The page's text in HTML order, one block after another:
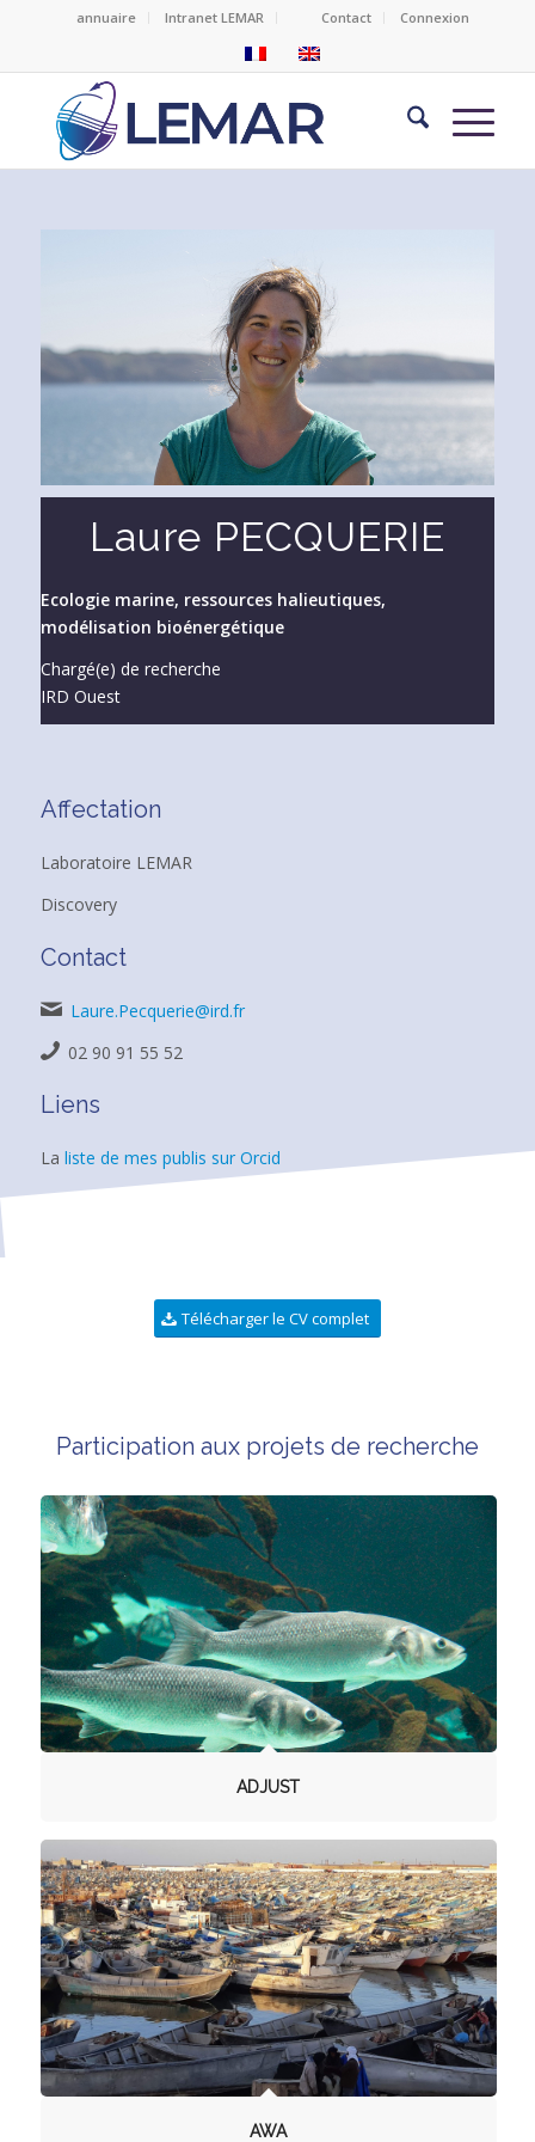
annuaire Intranet LEMAR Contact Connexion
Laure PECQUERIE
Ecologie marine, ressources halieutiques,
modélisation bioénergétique
Chargé(e) de recherche
IRD Ouest
Affectation
Laboratoire LEMAR
Discovery
Contact
Laure.Pecquerie@ird.fr
02 90 91 55 52
Liens
La liste de mes publis sur Orcid
Télécharger le CV complet
Participation aux projets de recherche
ADJUST
AWA